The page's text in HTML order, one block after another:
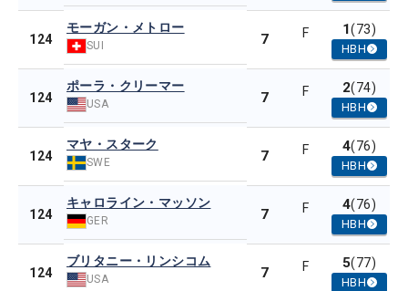
124
モーガン・メトロー
SUI 7 F 1(73)
HBH
124
ポーラ・クリーマー
USA 7 F 2(74)
HBH
124
マヤ・スターク
SWE 7 F 4(76)
HBH
124
キャロライン・マッソン
GER 7 F 4(76)
HBH
124
ブリタニー・リンシコム
USA 7 F 5(77)
HBH